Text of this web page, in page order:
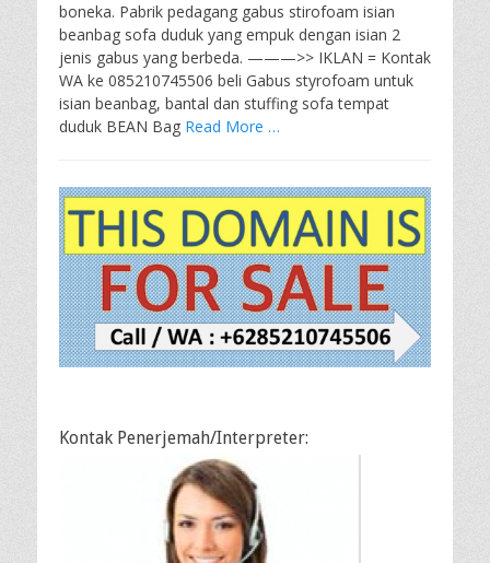
boneka. Pabrik pedagang gabus stirofoam isian
beanbag sofa duduk yang empuk dengan isian 2
jenis gabus yang berbeda. ———>> IKLAN = Kontak
WA ke 085210745506 beli Gabus styrofoam untuk
isian beanbag, bantal dan stuffing sofa tempat
duduk BEAN Bag Read More …
Kontak Penerjemah/Interpreter: